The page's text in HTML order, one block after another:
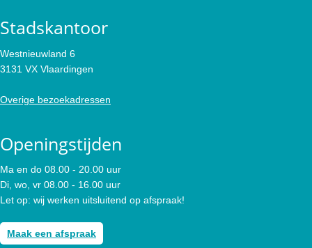
Stadskantoor
Westnieuwland 6
3131 VX Vlaardingen
Overige bezoekadressen
Openingstijden
Ma en do 08.00 - 20.00 uur
Di, wo, vr 08.00 - 16.00 uur
Let op: wij werken uitsluitend op afspraak!
Maak een afspraak